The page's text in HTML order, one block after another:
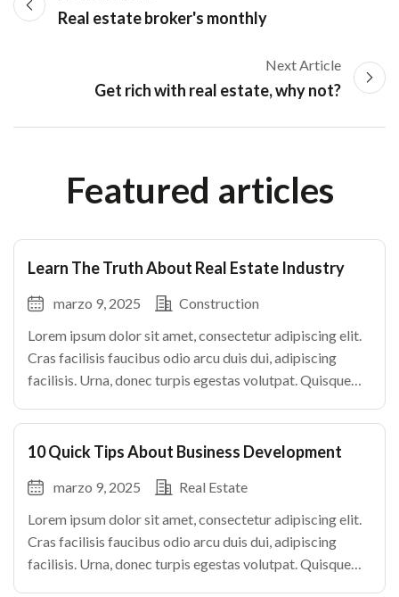
Real estate broker's monthly
Next Article
Get rich with real estate, why not?
Featured articles
Learn The Truth About Real Estate Industry
marzo 9, 2025
Construction
Lorem ipsum dolor sit amet, consectetur adipiscing elit.
Cras facilisis faucibus odio arcu duis dui, adipiscing
facilisis. Urna, donec turpis egestas volutpat. Quisque
mauris curabitur lorem in. Pulvinar sit ultrices mi […]
10 Quick Tips About Business Development
marzo 9, 2025
Real Estate
Lorem ipsum dolor sit amet, consectetur adipiscing elit.
Cras facilisis faucibus odio arcu duis dui, adipiscing
facilisis. Urna, donec turpis egestas volutpat. Quisque